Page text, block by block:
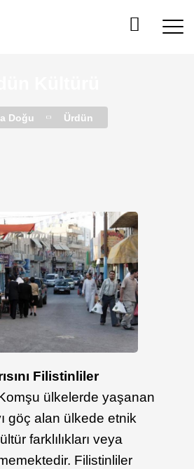
Doğu Ürdün
Filistinliler
ülkelerde yaşanan
göç alan ülkede etnik
farklılıkları veya
Filistinliler